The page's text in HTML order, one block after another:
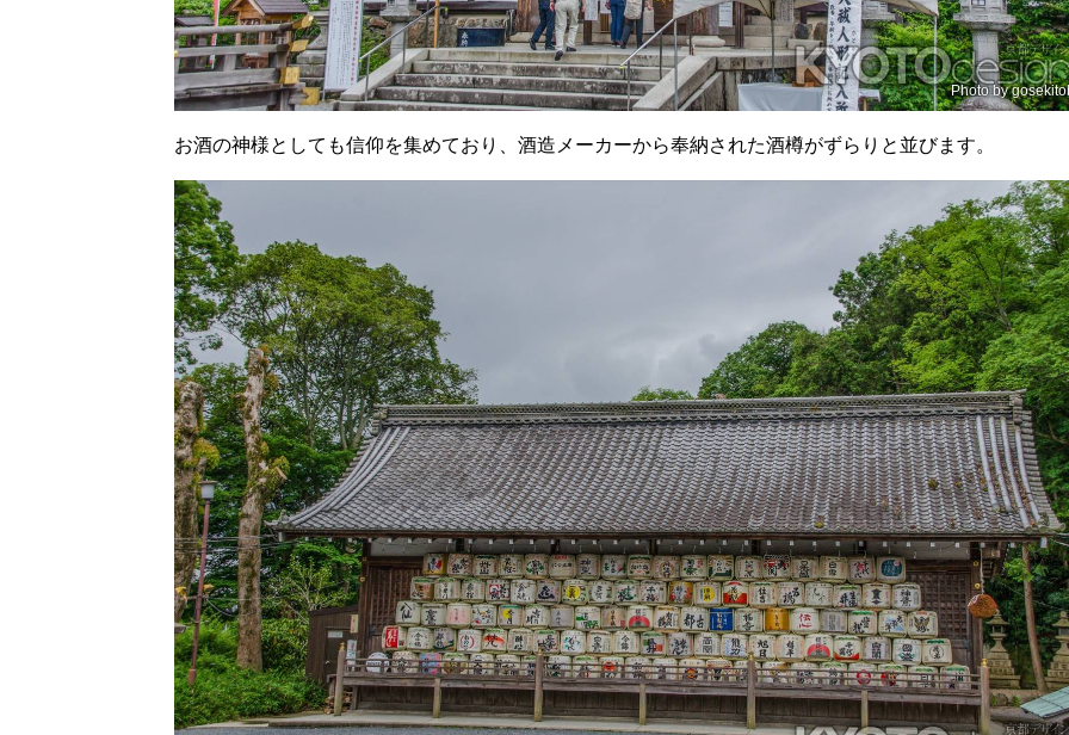
Photo by
お酒の神様としても信仰を集めており、酒造メーカーから奉納された酒樽がずらりと並びます。